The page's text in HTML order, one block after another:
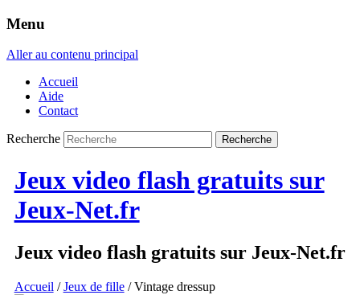
Menu
Aller au contenu principal
Accueil
Aide
Contact
Recherche
Jeux video flash gratuits sur
Jeux-Net.fr
Jeux video flash gratuits sur Jeux-Net.fr
Accueil /Jeux de fille/ Vintage dressup